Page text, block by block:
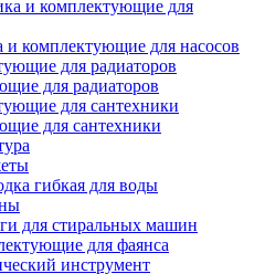
и комплектующие для насосов
для радиаторов
для сантехники
гибкая для воды
для стиральных машин
для фаянса